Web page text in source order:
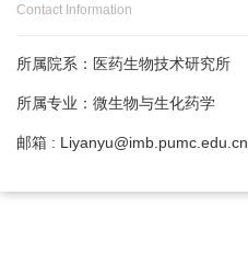
Contact Information
所属院系：医药生物技术研究所
所属专业：微生物与生化药学
邮箱 : Liyanyu@imb.pumc.edu.cn